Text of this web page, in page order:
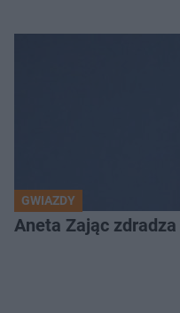
GWIAZDY
Aneta Zając